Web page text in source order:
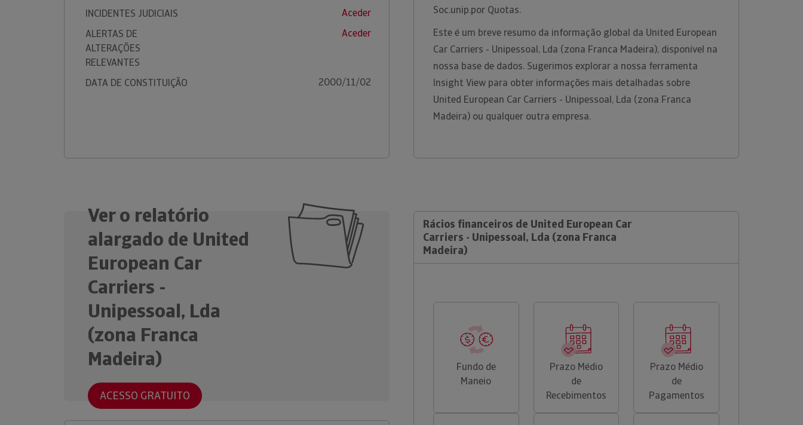
INCIDENTES JUDICIAIS
Aceder
ALERTAS DE
ALTERAÇÕES
RELEVANTES
Aceder
DATA DE CONSTITUIÇÃO 2000/11/02
Soc.unip.por Quotas.
Este é um breve resumo da informação global da United European
Car Carriers - Unipessoal, Lda (zona Franca Madeira), disponível na
nossa base de dados. Sugerimos explorar a nossa ferramenta
Insight View para obter informações mais detalhadas sobre
United European Car Carriers - Unipessoal, Lda (zona Franca
Madeira) ou qualquer outra empresa.
Ver o relatório
alargado de United
European Car
Carriers -
Unipessoal, Lda
(zona Franca
Madeira)
ACESSO GRATUITO
Rácios financeiros de United European Car
Carriers - Unipessoal, Lda (zona Franca
Madeira)
Fundo de
Maneio
Prazo Médio
de
Recebimentos
Prazo Médio
de
Pagamentos